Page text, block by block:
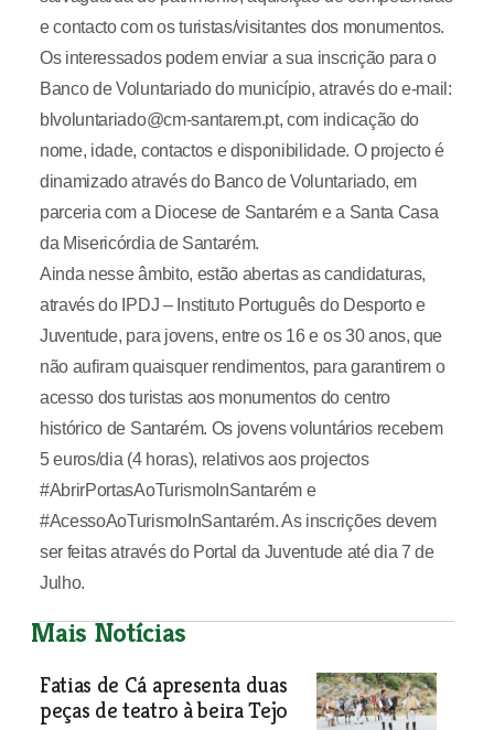
e contacto com os turistas/visitantes dos monumentos.
Os interessados podem enviar a sua inscrição para o
Banco de Voluntariado do município, através do e-mail:
blvoluntariado@cm-santarem.pt, com indicação do
nome, idade, contactos e disponibilidade. O projecto é
dinamizado através do Banco de Voluntariado, em
parceria com a Diocese de Santarém e a Santa Casa
da Misericórdia de Santarém.
Ainda nesse âmbito, estão abertas as candidaturas,
através do IPDJ – Instituto Português do Desporto e
Juventude, para jovens, entre os 16 e os 30 anos, que
não aufiram quaisquer rendimentos, para garantirem o
acesso dos turistas aos monumentos do centro
histórico de Santarém. Os jovens voluntários recebem
5 euros/dia (4 horas), relativos aos projectos
#AbrirPortasAoTurismoInSantarém e
#AcessoAoTurismoInSantarém. As inscrições devem
ser feitas através do Portal da Juventude até dia 7 de
Julho.
Mais Notícias
Fatias de Cá apresenta duas
peças de teatro à beira Tejo